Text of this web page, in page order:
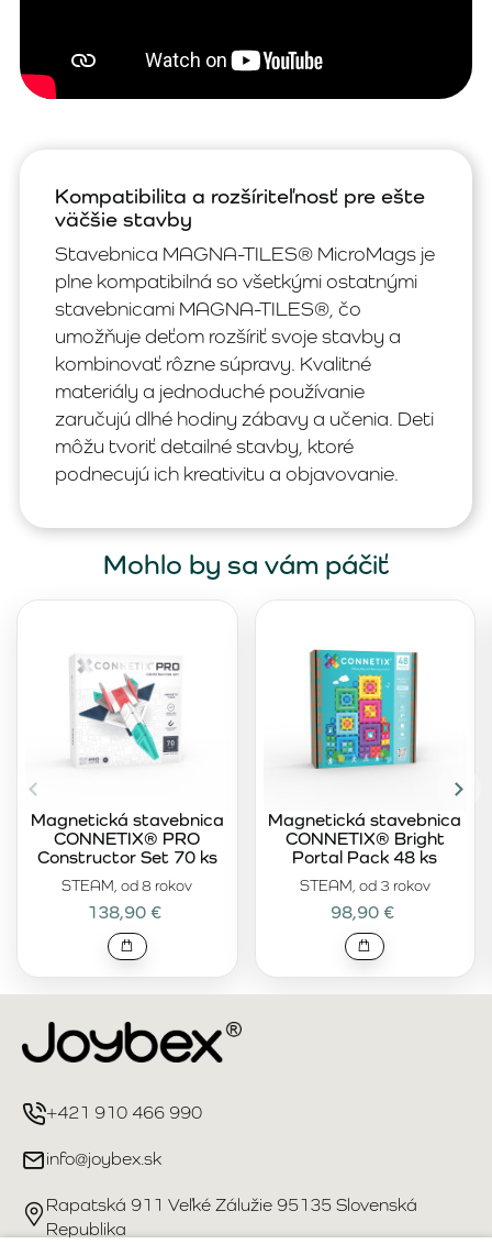
Kompatibilita a rozšíriteľnosť pre ešte
väčšie stavby
Stavebnica MAGNA-TILES® MicroMags je
plne kompatibilná so všetkými ostatnými
stavebnicami MAGNA-TILES®, čo
umožňuje deťom rozšíriť svoje stavby a
kombinovať rôzne súpravy. Kvalitné
materiály a jednoduché používanie
zaručujú dlhé hodiny zábavy a učenia. Deti
môžu tvoriť detailné stavby, ktoré
podnecujú ich kreativitu a objavovanie.
Mohlo by sa vám páčiť
STEAM, od 8 rokov
Magnetická stavebnica
CONNETIX® PRO
Constructor Set 70 ks
138,90 €
STEAM, od 3 rokov
Magnetická stavebnica
CONNETIX® Bright
Portal Pack 48 ks
98,90 €
+421 910 466 990
info@joybex.sk
Rapatská 911 Veľké Zálužie 95135 Slovenská
Republika